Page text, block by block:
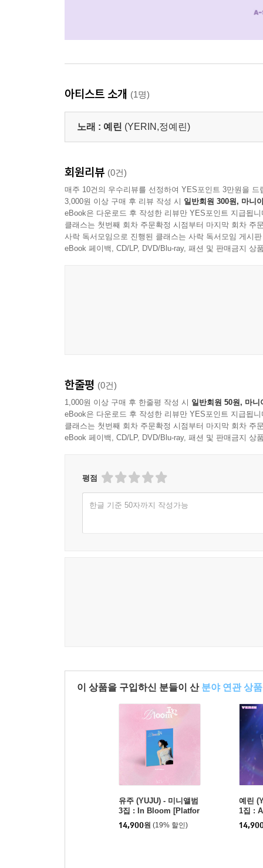
아티스트 소개 (1명)
노래 : 예린 (YERIN,정예린)
회원리뷰 (0건)
매주 10건의 우수리뷰를 선정하여 YES포인트 3만원을 드
3,000원 이상 구매 후 리뷰 작성 시 일반회원 300원, 마니
eBook은 다운로드 후 작성한 리뷰만 YES포인트 지급됩니
클래스는 첫번째 회차 주문확정 시점부터 마지막 회차 주
사락 독서모임으로 진행된 클래스는 사락 독서모임 게시
eBook 페이백, CD/LP, DVD/Blu-ray, 패션 및 판매금지 상
한줄평 (0건)
1,000원 이상 구매 후 한줄평 작성 시 일반회원 50원, 마니
eBook은 다운로드 후 작성한 리뷰만 YES포인트 지급됩니
클래스는 첫번째 회차 주문확정 시점부터 마지막 회차 주
eBook 페이백, CD/LP, DVD/Blu-ray, 패션 및 판매금지 상
평점
한글 기준 50자까지 작성가능
이 상품을 구입하신 분들이 산 분야 연관 상품
유주 (YUJU) - 미니앨범
3집 : In Bloom [Platfor
m ver.]
14,900원 (19% 할인)
예린
1집 :
er.]